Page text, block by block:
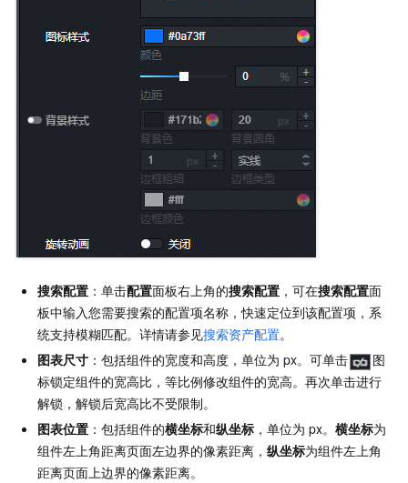
搜索配置 ：单击配置面板右上角的搜索配置 ，可在搜索配置面
板中输入您需要搜索的配置项名称，快速定位到该配置项，系
统支持模糊匹配。详情请参见搜索资产配置。
图表尺寸 ：包括组件的宽度和高度，单位为 px。可单击
图
标锁定组件的宽高比，等比例修改组件的宽高。再次单击进行
解锁，解锁后宽高比不受限制。
图表位置 ：包括组件的横坐标和纵坐标 ，单位为 px。横坐标为
组件左上角距离页面左边界的像素距离， 纵坐标为组件左上角
距离页面上边界的像素距离。